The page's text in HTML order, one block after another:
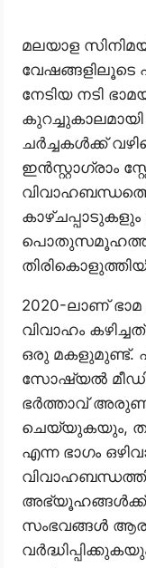
മലയാള
വേഷങ്ങളിലൂടെ
നേടിയ നടി
ചർച്ചകൾക്ക്
ഇൻസ്റ്റാ​ഗ്രാം
2020-ലാണ്
വിവാഹം
ഒരു മകളുമുണ്ട്.
സോഷ്യൽ
ഭർത്താവ്
ചെയ്യുകയും,
എന്ന ഭാഗം
അഭ്യൂഹങ്ങൾക്ക്
സംഭവങ്ങൾ